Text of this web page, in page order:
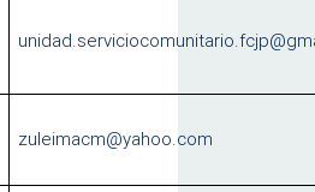
zuleimacm@yahoo.com